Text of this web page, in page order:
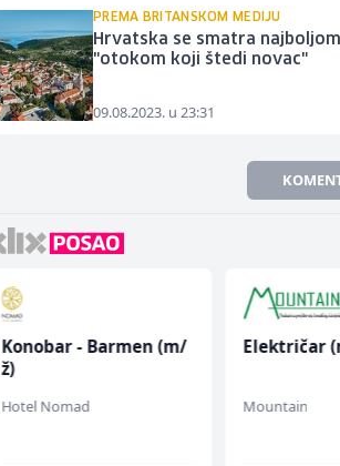
PREMA BRITANSKOM MEDIJU
Hrvatska se smatra
"otokom koji štedi novac"
09.08.2023. u 23:31
Konobar - Barmen (m/
ž)
Hotel Nomad
Električar
Mountain